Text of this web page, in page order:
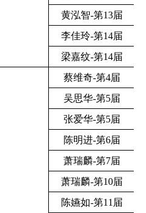
黄泓智-第13届
李佳玲-第14届
梁嘉纹-第14届
蔡维奇-第4届
吴思华-第5届
张爱华-第5届
陈明进-第6届
萧瑞麟-第7届
萧瑞麟-第10届
陈嬿如-第11届